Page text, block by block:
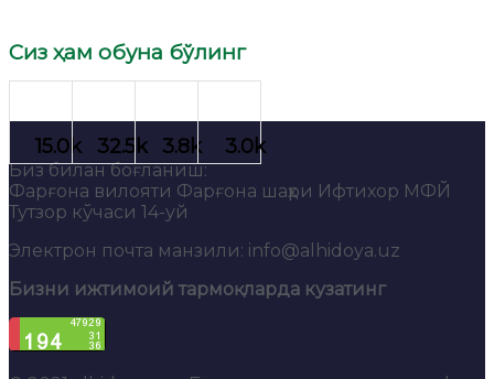
Сиз ҳам обуна бўлинг
Биз билан боғланиш:
Фарғона вилояти Фарғона шаҳри Ифтихор МФЙ
Тутзор кўчаси 14-уй
Электрон почта манзили: info@alhidoya.uz
Бизни ижтимоий тармоқларда кузатинг